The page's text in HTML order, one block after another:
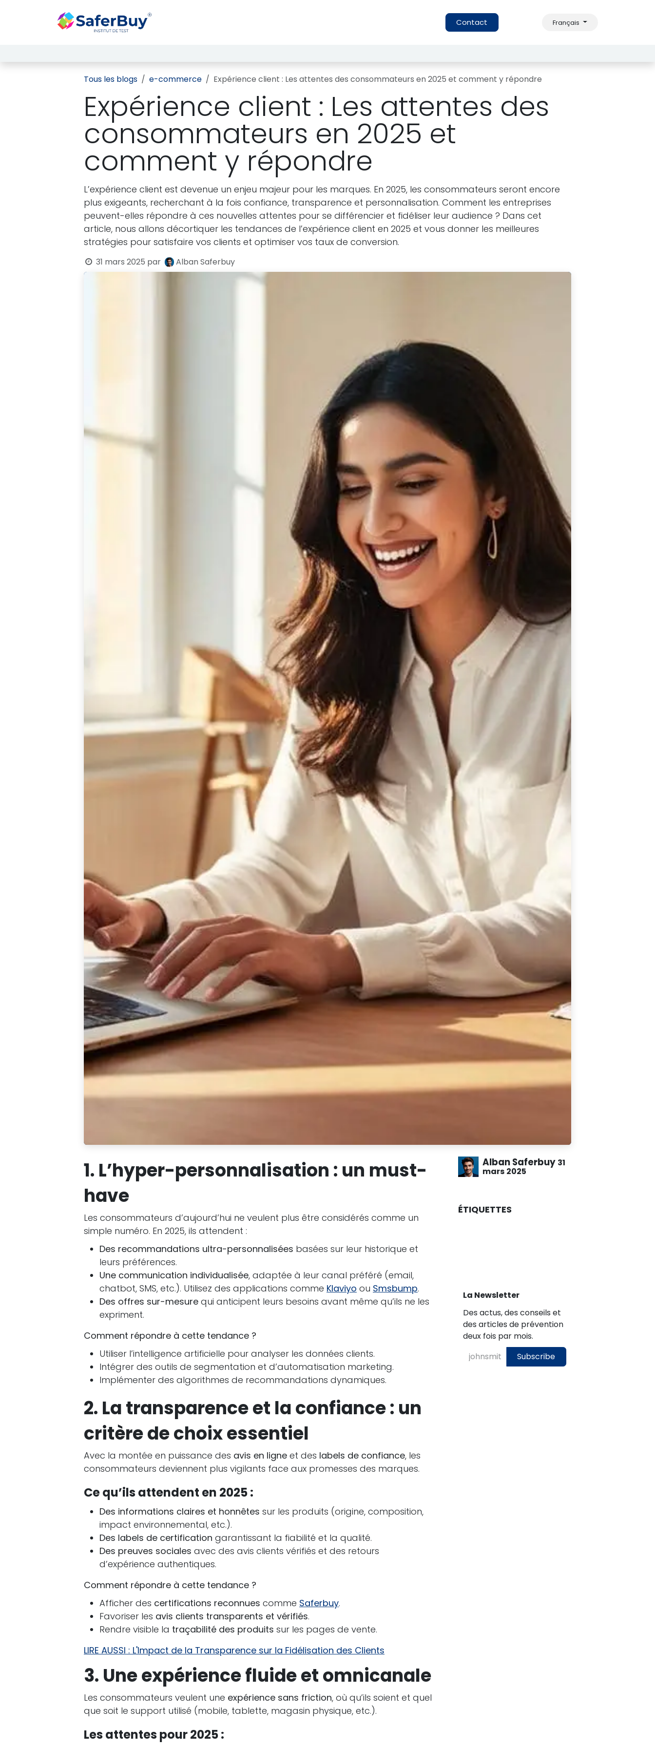
Contact Français
Tous les blogs e-commerce Expérience client : Les attentes des consommateurs en 2025 et comment y répondre
Expérience client : Les attentes des
consommateurs en 2025 et
comment y répondre
L’expérience client est devenue un enjeu majeur pour les marques. En 2025, les consommateurs seront encore
plus exigeants, recherchant à la fois confiance, transparence et personnalisation. Comment les entreprises
peuvent-elles répondre à ces nouvelles attentes pour se différencier et fidéliser leur audience ? Dans cet
article, nous allons décortiquer les tendances de l’expérience client en 2025 et vous donner les meilleures
stratégies pour satisfaire vos clients et optimiser vos taux de conversion.
31 mars 2025 par Alban Saferbuy
1. L’hyper-personnalisation : un must-
have
Les consommateurs d’aujourd’hui ne veulent plus être considérés comme un
simple numéro. En 2025, ils attendent :
Des recommandations ultra-personnalisées basées sur leur historique et
leurs préférences.
Une communication individualisée, adaptée à leur canal préféré (email,
chatbot, SMS, etc.). Utilisez des applications comme Klaviyo ou Smsbump.
Des offres sur-mesure qui anticipent leurs besoins avant même qu’ils ne les
expriment.
Comment répondre à cette tendance ?
Utiliser l’intelligence artificielle pour analyser les données clients.
Intégrer des outils de segmentation et d’automatisation marketing.
Implémenter des algorithmes de recommandations dynamiques.
2. La transparence et la confiance : un
critère de choix essentiel
Avec la montée en puissance des avis en ligne et des labels de confiance, les
consommateurs deviennent plus vigilants face aux promesses des marques.
Ce qu’ils attendent en 2025 :
Des informations claires et honnêtes sur les produits (origine, composition,
impact environnemental, etc.).
Des labels de certification garantissant la fiabilité et la qualité.
Des preuves sociales avec des avis clients vérifiés et des retours
d’expérience authentiques.
Comment répondre à cette tendance ?
Afficher des certifications reconnues comme Saferbuy.
Favoriser les avis clients transparents et vérifiés.
Rendre visible la traçabilité des produits sur les pages de vente.
LIRE AUSSI : L'Impact de la Transparence sur la Fidélisation des Clients
3. Une expérience fluide et omnicanale
Les consommateurs veulent une expérience sans friction, où qu’ils soient et quel
que soit le support utilisé (mobile, tablette, magasin physique, etc.).
Les attentes pour 2025 :
Alban Saferbuy 31
mars 2025
ÉTIQUETTES
La Newsletter
Des actus, des conseils et
des articles de prévention
deux fois par mois.
Subscribe